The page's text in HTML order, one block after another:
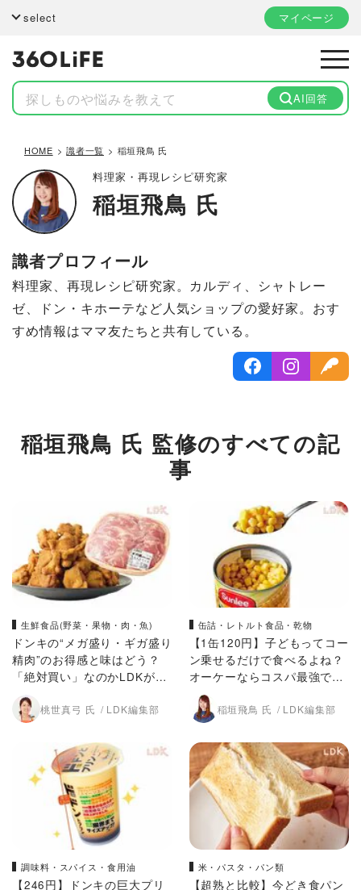
select マイページ
AI回答
HOME 識者一覧 稲垣飛鳥 氏
料理家・再現レシピ研究家
稲垣飛鳥 氏
識者プロフィール
料理家、再現レシピ研究家。カルディ、シャトレー
ゼ、ドン・キホーテなど人気ショップの愛好家。おす
すめ情報はママ友たちと共有している。
稲垣飛鳥 氏 監修のすべての記
事
生鮮食品(野菜・果物・肉・魚)
ドンキの“メガ盛り・ギガ盛り
精肉”のお得感と味はどう？
「絶対買い」なのかLDKが辛
口ジャッジ
桃世真弓 氏 LDK編集部
缶詰・レトルト食品・乾物
【1缶120円】子どもってコー
ン乗せるだけで食べるよね？
オーケーならコスパ最強でし
た【LDK】
稲垣飛鳥 氏 LDK編集部
調味料・スパイス・食用油
【246円】ドンキの巨大プリ
米・パスタ・パン類
【超熟と比較】今どき食パン